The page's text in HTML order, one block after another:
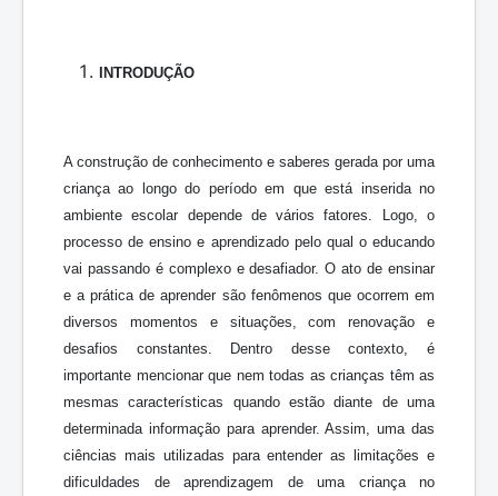
INTRODUÇÃO
A construção de conhecimento e saberes gerada por uma
criança ao longo do período em que está inserida no
ambiente escolar depende de vários fatores. Logo, o
processo de ensino e aprendizado pelo qual o educando
vai passando é complexo e desafiador. O ato de ensinar
e a prática de aprender são fenômenos que ocorrem em
diversos momentos e situações, com renovação e
desafios constantes. Dentro desse contexto, é
importante mencionar que nem todas as crianças têm as
mesmas características quando estão diante de uma
determinada informação para aprender. Assim, uma das
ciências mais utilizadas para entender as limitações e
dificuldades de aprendizagem de uma criança no